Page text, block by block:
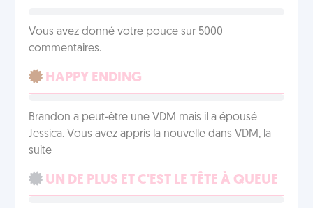
Vous avez donné votre pouce sur 5000
commentaires.
HAPPY ENDING
Brandon a peut-être une VDM mais il a épousé
Jessica. Vous avez appris la nouvelle dans VDM, la
suite
UN DE PLUS ET C'EST LE TÊTE À QUEUE